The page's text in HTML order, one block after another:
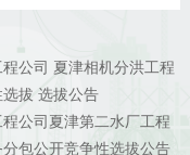
公司 夏津相机分洪工程
拔 选拔公告
公司夏津第二水厂工程
包公开竞争性选拔公告